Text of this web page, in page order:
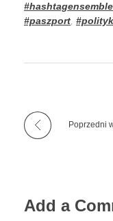
#hashtagensemble
#paszport,
Poprzedni
Add a